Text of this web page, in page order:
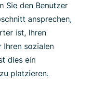
Sie den Benutzer
ansprechen,
ist, Ihren
Ihren sozialen
dies ein
platzieren.